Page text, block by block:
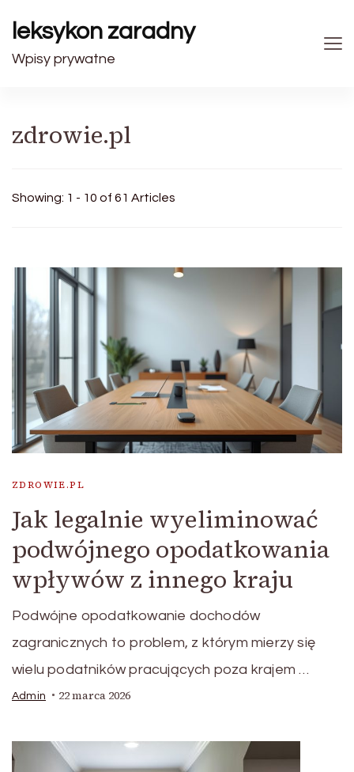
leksykon zaradny
Wpisy prywatne
zdrowie.pl
Showing: 1 - 10 of 61 Articles
ZDROWIE.PL
Jak legalnie wyeliminować
podwójnego opodatkowania
wpływów z innego kraju
Podwójne opodatkowanie dochodów
zagranicznych to problem, z którym mierzy się
wielu podatników pracujących poza krajem …
Admin 22 marca 2026